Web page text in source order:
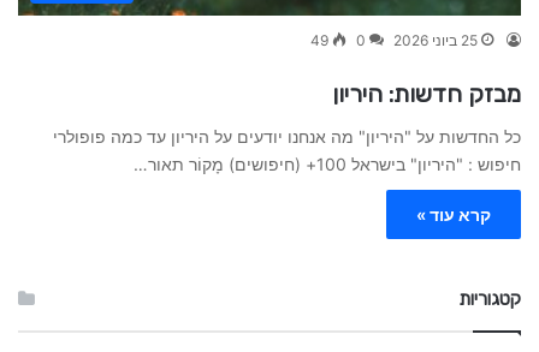
25 ביוני 2026 0
49
מבזק חדשות: היריון
כל החדשות על "היריון" מה אנחנו יודעים על היריון עד כמה פופולרי
חיפוש : "היריון" בישראל 100+ (חיפושים) מָקוֹר תאור…
קרא עוד »
קטגוריות